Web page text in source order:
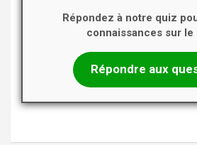
Répondez à notre quiz
connaissances sur le
Répondre aux